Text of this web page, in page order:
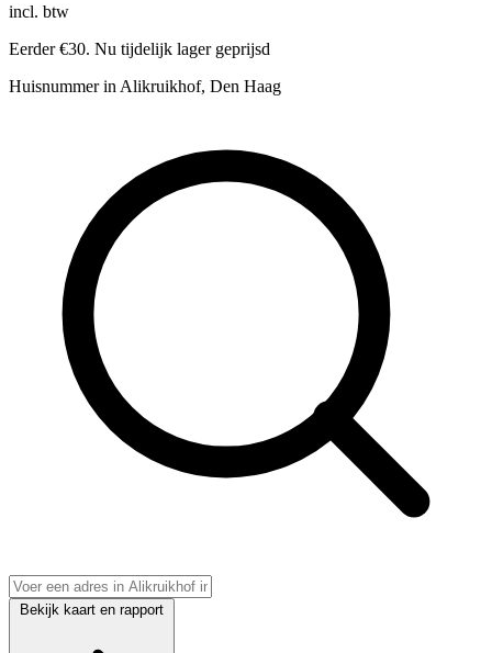
incl. btw
Eerder €30. Nu tijdelijk lager geprijsd
Huisnummer in Alikruikhof, Den Haag
Bekijk kaart en rapport